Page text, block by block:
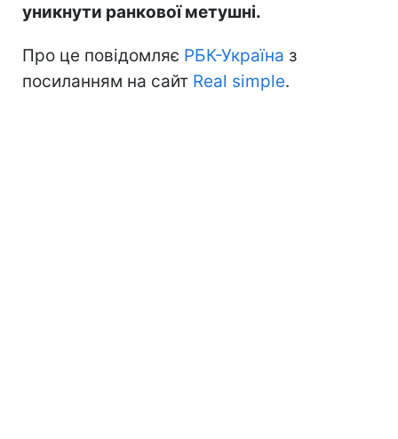
уникнути ранкової метушні.
Про це повідомляє РБК-Україна з
посиланням на сайт Real simple.